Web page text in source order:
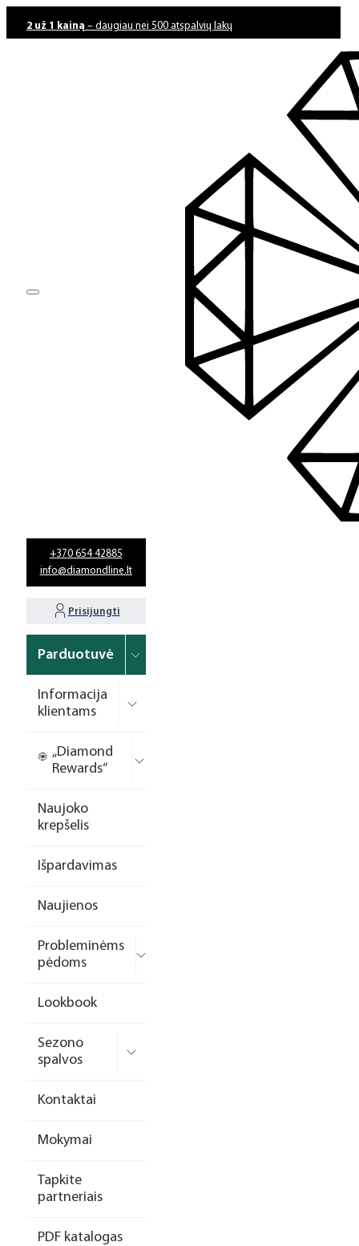
2 už 1 kainą – daugiau nei 500 atspalvių lakų
+370 654 42885
info@diamondline.lt
Prisijungti
Parduotuvė
Informacija
klientams
„Diamond
Rewards“
Naujoko
krepšelis
Išpardavimas
Naujienos
Probleminėms
pėdoms
Lookbook
Sezono
spalvos
Kontaktai
Mokymai
Tapkite
partneriais
PDF katalogas